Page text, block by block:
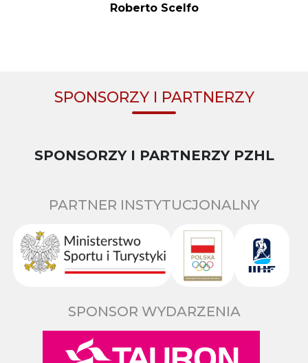
Roberto Scelfo
SPONSORZY I PARTNERZY
SPONSORZY I PARTNERZY PZHL
PARTNER INSTYTUCJONALNY
SPONSOR WYDARZENIA